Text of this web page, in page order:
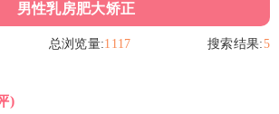
男性乳房肥大矫正
总浏览量:1117 搜索结果:5
)